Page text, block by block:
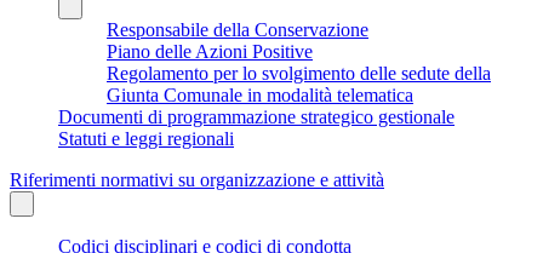
Responsabile della Conservazione
Piano delle Azioni Positive
Regolamento per lo svolgimento delle sedute della
Giunta Comunale in modalità telematica
Documenti di programmazione strategico gestionale
Statuti e leggi regionali
Riferimenti normativi su organizzazione e attività
Codici disciplinari e codici di condotta